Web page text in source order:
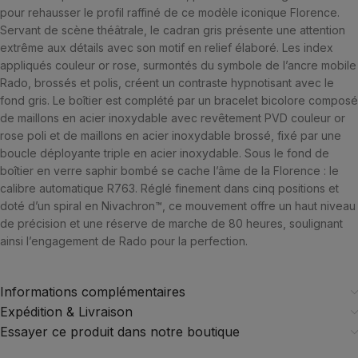
pour rehausser le profil raffiné de ce modèle iconique Florence.
Servant de scène théâtrale, le cadran gris présente une attention
extrême aux détails avec son motif en relief élaboré. Les index
appliqués couleur or rose, surmontés du symbole de l’ancre mobile
Rado, brossés et polis, créent un contraste hypnotisant avec le
fond gris. Le boîtier est complété par un bracelet bicolore composé
de maillons en acier inoxydable avec revêtement PVD couleur or
rose poli et de maillons en acier inoxydable brossé, fixé par une
boucle déployante triple en acier inoxydable. Sous le fond de
boîtier en verre saphir bombé se cache l’âme de la Florence : le
calibre automatique R763. Réglé finement dans cinq positions et
doté d’un spiral en Nivachron™, ce mouvement offre un haut niveau
de précision et une réserve de marche de 80 heures, soulignant
ainsi l’engagement de Rado pour la perfection.
Informations complémentaires
Expédition & Livraison
Essayer ce produit dans notre boutique